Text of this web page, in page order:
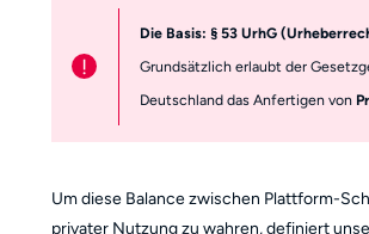
!
Die Basis: § 53 UrhG
Grundsätzlich erlaubt der
Deutschland das Anfertigen von
Um diese Balance zwischen Plattform-
privater Nutzung zu wahren, definiert